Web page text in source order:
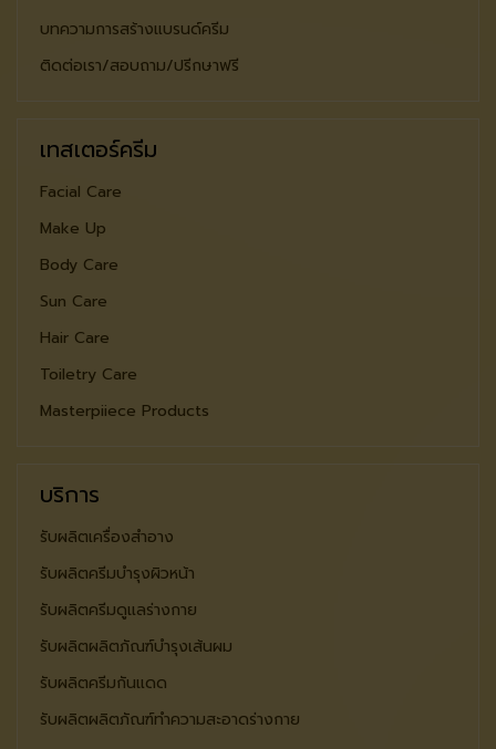
บทความการสร้างแบรนด์ครีม
ติดต่อเรา/สอบถาม/ปรีกษาฟรี
เทสเตอร์ครีม
Facial Care
Make Up
Body Care
Sun Care
Hair Care
Toiletry Care
Masterpiiece Products
บริการ
รับผลิตเครื่องสำอาง
รับผลิตครีมบำรุงผิวหน้า
รับผลิตครีมดูแลร่างกาย
รับผลิตผลิตภัณฑ์บำรุงเส้นผม
รับผลิตครีมกันแดด
รับผลิตผลิตภัณฑ์ทำความสะอาดร่างกาย